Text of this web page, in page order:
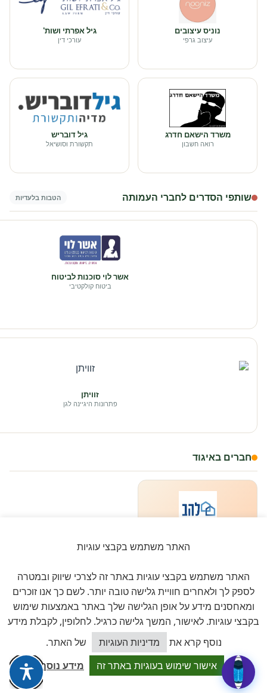
נוניס עיצובים
עיצוב גרפי
גיל אפרתי ושות'
עורכי דין
משרד הישאם חדרג
רואה חשבון
גיל דובריש
תקשורת וסושיאל
שותפי הסדרים לחברי העמותה הטבות בלעדיות
אשר לוי סוכנות לביטוח
ביטוח קולקטיבי
זוויתן
פתרונות היגיינה לגן
חברים באיגוד
לשכת ארגוני העצמאים והעסקים
ביקורות אמיתיות ב-GOOGLE
דירוג 5 ★ מתוך 5
האתר משתמש בקבצי עוגיות
האתר משתמש בקבצי עוגיות באתר זה לצרכי שיווק ובמטרה
לספק לך ולאחרים חוויית גלישה טובה יותר. לשם כך אנו זוכרים
ומאחסנים מידע על אופן הגלישה שלך באתר באמצעות שימוש
בקבצי עוגיות. לאישור, המשך גלישה כרגיל. לחלופין, לקבלת מידע
נוסף קרא את
מדיניות העוגיות
של האתר.
אישור שימוש בעוגיות באתר זה
מידע נוסף